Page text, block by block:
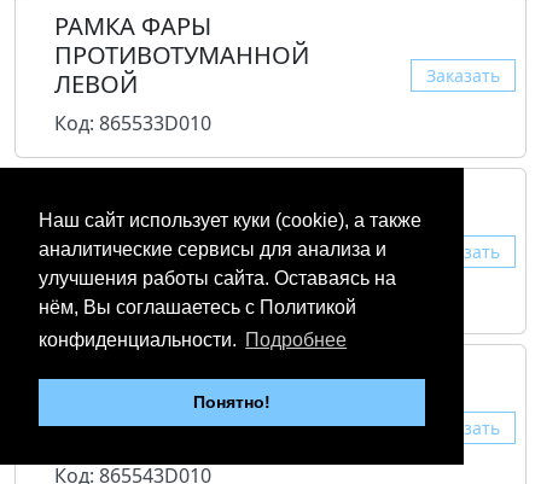
Наш сайт использует куки (cookie), а также
аналитические сервисы для анализа и
улучшения работы сайта. Оставаясь на
нём, Вы соглашаетесь с Политикой
конфиденциальности. Подробнее
Понятно!
РАМКА ФАРЫ
ПРОТИВОТУМАННОЙ
ЛЕВОЙ
Код: 865533D010
Заказать
ПРОТИВОТУМАННОЙ
ЛЕВОЙ
Код: 865533D000
Заказать
РАМКА ФАРЫ
ПРОТИВОТУМАННОЙ
ПРАВОЙ
Код: 865543D010
Заказать